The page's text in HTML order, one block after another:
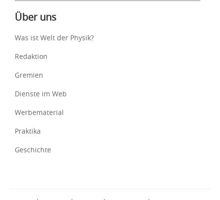
Über uns
Was ist Welt der Physik?
Redaktion
Gremien
Dienste im Web
Werbematerial
Praktika
Geschichte